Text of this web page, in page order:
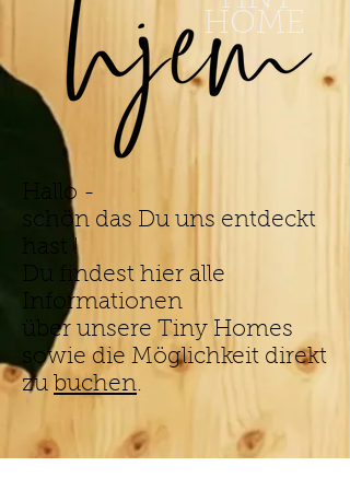
HOME
Hallo -
schön das Du uns entdeckt
hast !
Du findest hier alle
Informationen
über unsere Tiny Homes
sowie die Möglichkeit direkt
zu buchen.